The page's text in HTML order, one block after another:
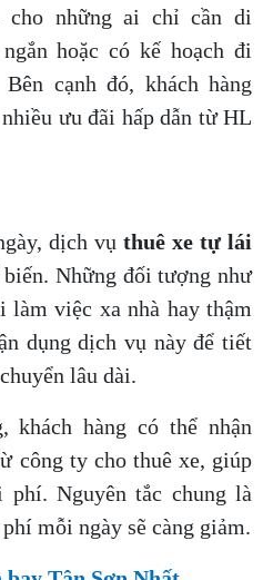
những ai chỉ cần di
hoặc có kế hoạch đi
cạnh đó, khách hàng
ưu đãi hấp dẫn từ HL
dịch vụ thuê xe tự lái
Những đối tượng như
làm việc xa nhà hay thậm
dụng dịch vụ này để tiết
lâu dài.
khách hàng có thể nhận
công ty cho thuê xe, giúp
phí. Nguyên tắc chung là
mỗi ngày sẽ càng giảm.